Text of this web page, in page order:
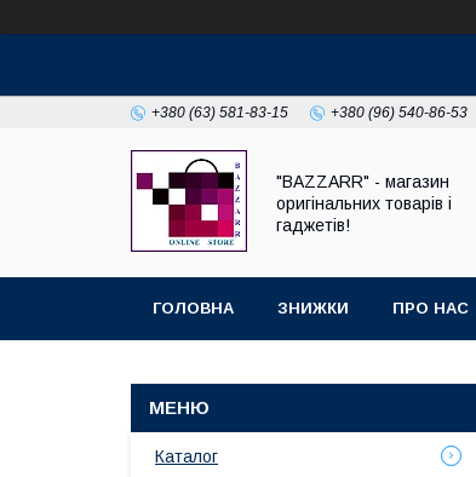
+380 (63) 581-83-15 +380 (96) 540-86-53
"BAZZARR" - магазин
оригінальних товарів і
гаджетів!
ГОЛОВНА ЗНИЖКИ ПРО НАС
Каталог